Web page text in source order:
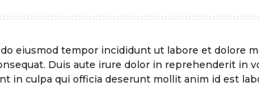
eiusmod tempor incididunt ut labore et dolore
Duis aute irure dolor in reprehenderit in
in culpa qui officia deserunt mollit anim id est